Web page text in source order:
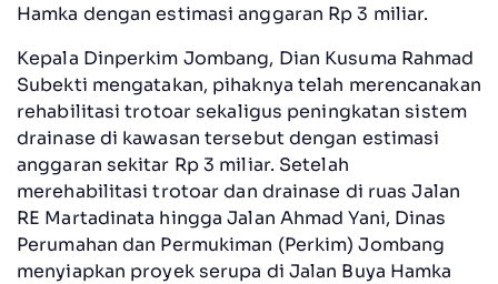
Hamka dengan estimasi anggaran Rp 3 miliar.
Kepala Dinperkim Jombang, Dian Kusuma Rahmad
Subekti mengatakan, pihaknya telah merencanakan
rehabilitasi trotoar sekaligus peningkatan sistem
drainase di kawasan tersebut dengan estimasi
anggaran sekitar Rp 3 miliar. Setelah
merehabilitasi trotoar dan drainase di ruas Jalan
RE Martadinata hingga Jalan Ahmad Yani, Dinas
Perumahan dan Permukiman (Perkim) Jombang
menyiapkan proyek serupa di Jalan Buya Hamka